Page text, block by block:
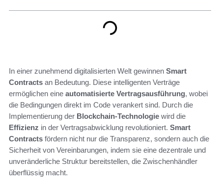
In einer zunehmend digitalisierten Welt gewinnen Smart
Contracts an Bedeutung. Diese intelligenten Verträge
ermöglichen eine automatisierte Vertragsausführung, wobei
die Bedingungen direkt im Code verankert sind. Durch die
Implementierung der Blockchain-Technologie wird die
Effizienz in der Vertragsabwicklung revolutioniert. Smart
Contracts fördern nicht nur die Transparenz, sondern auch die
Sicherheit von Vereinbarungen, indem sie eine dezentrale und
unveränderliche Struktur bereitstellen, die Zwischenhändler
überflüssig macht.